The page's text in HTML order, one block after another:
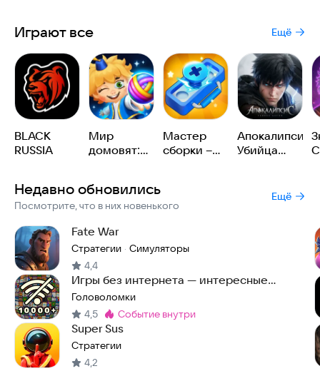
Играют все Ещё
BLACK
RUSSIA
Мир
домовят:
Мастер
сборки –
Апокалипсис:
Убийца
Недавно обновились
Посмотрите, что в них новенького
Ещё
Fate War
Стратегии · Симуляторы
4,4
Игры без интернета — интересные
головоломки офлайн
Головоломки
4,5 Метка:
событие внутри
Super Sus
Стратегии
4,2